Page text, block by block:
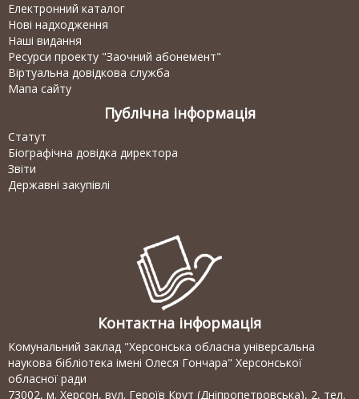
Електронний каталог
Нові надходження
Наші видання
Ресурси проекту "Заочний абонемент"
Віртуальна довідкова служба
Мапа сайту
Публічна інформація
Статут
Біографічна довідка директора
Звіти
Державні закупівлі
Контактна інформація
Комунальний заклад "Херсонська обласна універсальна
наукова бібліотека імені Олеся Гончара" Херсонської
обласної ради
73002, м. Херсон, вул. Героїв Крут (Дніпропетровська), 2, тел.